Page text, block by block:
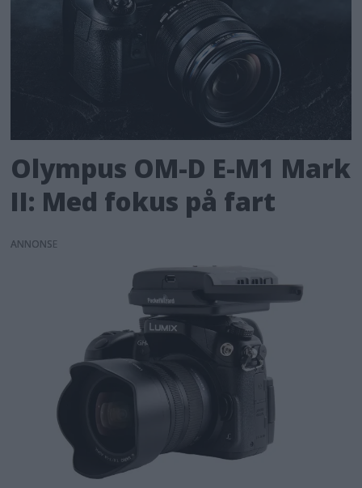
Olympus OM-D E-M1 Mark
II: Med fokus på fart
ANNONS